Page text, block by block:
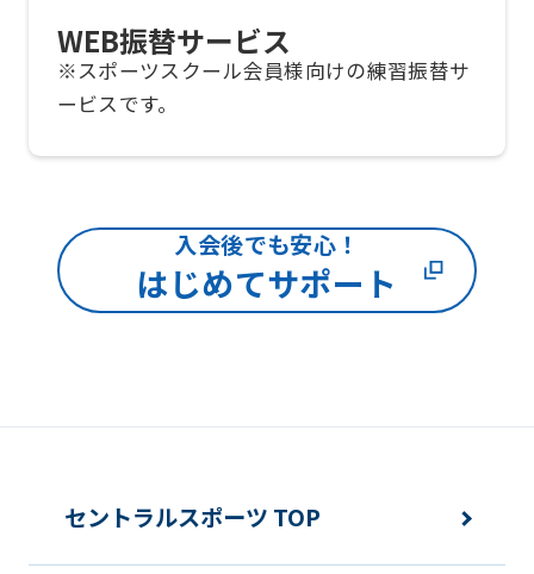
WEB振替サービス
※スポーツスクール会員様向けの練習振替サ
ービスです。
入会後でも安心！
はじめてサポート
the
original
We
that
you
fully
before
the
セントラルスポーツ TOP